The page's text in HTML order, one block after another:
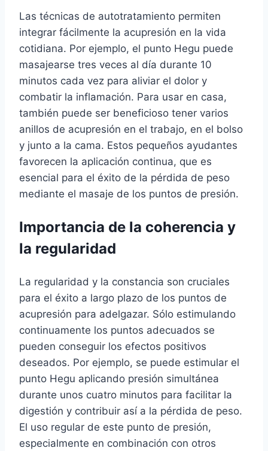
Las técnicas de autotratamiento permiten
integrar fácilmente la acupresión en la vida
cotidiana. Por ejemplo, el punto Hegu puede
masajearse tres veces al día durante 10
minutos cada vez para aliviar el dolor y
combatir la inflamación. Para usar en casa,
también puede ser beneficioso tener varios
anillos de acupresión en el trabajo, en el bolso
y junto a la cama. Estos pequeños ayudantes
favorecen la aplicación continua, que es
esencial para el éxito de la pérdida de peso
mediante el masaje de los puntos de presión.
Importancia de la coherencia y
la regularidad
La regularidad y la constancia son cruciales
para el éxito a largo plazo de los puntos de
acupresión para adelgazar. Sólo estimulando
continuamente los puntos adecuados se
pueden conseguir los efectos positivos
deseados. Por ejemplo, se puede estimular el
punto Hegu aplicando presión simultánea
durante unos cuatro minutos para facilitar la
digestión y contribuir así a la pérdida de peso.
El uso regular de este punto de presión,
especialmente en combinación con otros